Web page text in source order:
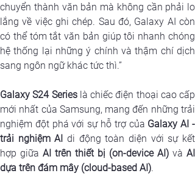
chuyển thành văn bản mà không cần phải lo
lắng về việc ghi chép. Sau đó, Galaxy AI còn
có thể tóm tắt văn bản giúp tôi nhanh chóng
hệ thống lại những ý chính và thậm chí dịch
sang ngôn ngữ khác tức thì.”
Galaxy S24 Series là chiếc điện thoại cao cấp
mới nhất của Samsung, mang đến những trải
nghiệm đột phá với sự hỗ trợ của Galaxy AI -
trải nghiệm AI di động toàn diện với sự kết
hợp giữa AI trên thiết bị (on-device AI) và AI
dựa trên đám mây (cloud-based AI).